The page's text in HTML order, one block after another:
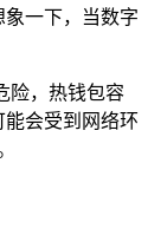
一下，当数字
险，热钱包容
会受到网络环